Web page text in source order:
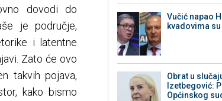
dovodi do
je područje,
i latentne
Zato će ovo
takvih pojava,
kako bismo
Vučić napao
kvadovima
Obrat u
Izetbegović:
Općinskog